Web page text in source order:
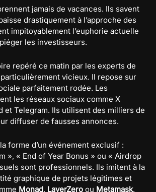
jamais de vacances. Ils savent
drastiquement à l’approche des
impitoyablement l’euphorie actuelle
les investisseurs.
repéré ce matin par les experts de
vicieux. Il repose sur
parfaitement rodée. Les
les réseaux sociaux comme X
et Telegram. Ils utilisent des milliers de
diffuser de fausses annonces.
forme d’un événement exclusif :
», « End of Year Bonus » ou « Airdrop
sont professionnels. Ils imitent à la
graphique de projets légitimes et
Monad, LayerZero ou Metamask.